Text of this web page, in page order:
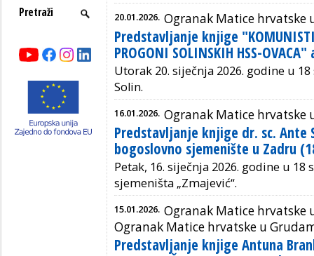
20.01.2026. Ogranak Matice hrvatske
Predstavljanje knjige
PROGONI SOLINSKIH HSS-
Utorak 20. siječnja 2026. godine u
Solin.
16.01.2026. Ogranak Matice hrvatske
Predstavljanje knjige dr. sc. Ante
bogoslovno sjemenište u Zadru
Petak, 16. siječnja 2026. godine u
sjemeništa „Zmajević“.
15.01.2026. Ogranak Matice hrvatske
Ogranak Matice hrvatske u
Predstavljanje knjige Antuna